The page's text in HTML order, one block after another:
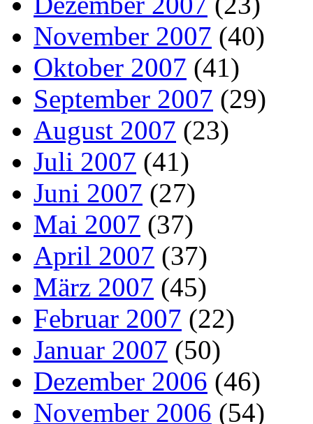
November 2007 (40)
Oktober 2007 (41)
September 2007 (29)
August 2007 (23)
Juli 2007 (41)
Juni 2007 (27)
Mai 2007 (37)
April 2007 (37)
März 2007 (45)
Februar 2007 (22)
Januar 2007 (50)
Dezember 2006 (46)
November 2006 (54)